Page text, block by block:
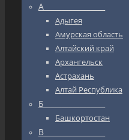
А_________________
Адыгея
Амурская область
Алтайский край
Архангельск
Астрахань
Алтай Республика
Б_________________
Башкортостан
В_________________